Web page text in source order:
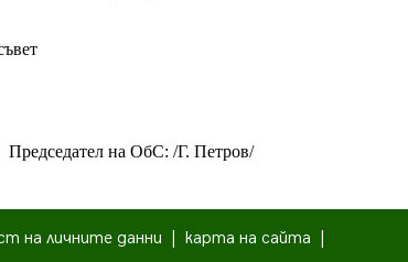
Председател на ОбС: /Г. Петров/
на личните данни карта на сайта